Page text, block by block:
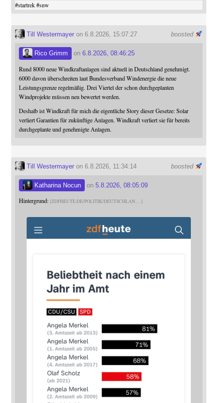
#startrek #snw
boosted
Till Westermayeron 6.8.2026, 15:07:27
Rico Grimm on 6.8.2026, 08:46:25
Rund 8000 neue Windkraftanlagen sind aktuell in Deutschland genehmigt.
6000 davon überschreiten laut Bundesverband Windenergie die neue
Leistungsgrenze regelmäßig. Drei Viertel der schon durchgeplanten
Windprojekte müssen neu bewertet werden.
Deshalb ist Windkraft für mich die eigentliche Story dieser Gesetze: Solar
verliert Garantien für zukünftige Anlagen. Windkraft verliert sie für bereits
durchgeplante und genehmigte Anlagen.
boosted
Till Westermayeron 6.8.2026, 11:34:14
Katharina Nocun on 5.8.2026, 08:05:09
Hintergrund: ZDFHEUTE.DE/POLITIK/DEUTSCHLAN